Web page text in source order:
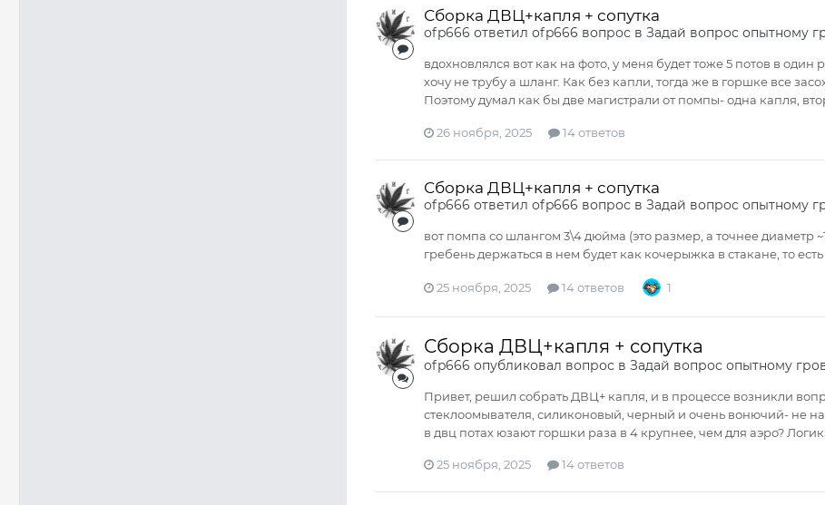
Сборка ДВЦ+капля + сопутка
ofp666 ответил ofp666 вопрос в Задай вопрос опытному
вдохновлялся вот как на фото, у меня будет тоже 5 потов в
хочу не трубу а шланг. Как без капли, тогда же в горшке все
Поэтому думал как бы две магистрали от помпы- одна капля,
26 ноября, 2025 14 ответов
Сборка ДВЦ+капля + сопутка
ofp666 ответил ofp666 вопрос в Задай вопрос опытному
вот помпа со шлангом 3\4 дюйма (это размер, а точнее диаметр
гребень держаться в нем будет как кочерыжка в стакане, то
25 ноября, 2025 14 ответов 1
Сборка ДВЦ+капля + сопутка
ofp666 опубликовал вопрос в Задай вопрос опытному
Привет, решил собрать ДВЦ+ капля, и в процессе возникли
стеклоомывателя, силиконовый, черный и очень вонючий- не
в двц потах юзают горшки раза в 4 крупнее, чем для аэро?
25 ноября, 2025 14 ответов